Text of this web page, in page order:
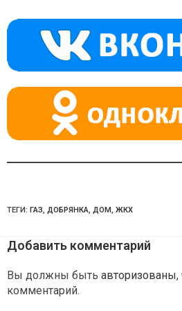
a
ss
ni
ki
m p
p
ТЕГИ: ГАЗ, ДОБРЯНКА, ДОМ, ЖКХ
Добавить комментарий
Вы должны быть авторизованы,
комментарий.